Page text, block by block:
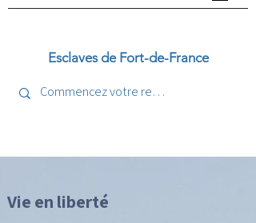
Esclaves de Fort-de-France
Vie en liberté